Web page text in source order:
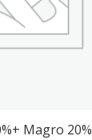
Magro 20%